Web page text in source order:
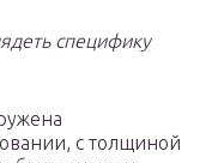
специфику
с толщиной